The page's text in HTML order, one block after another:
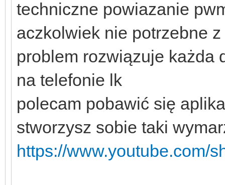
techniczne powiazanie
aczkolwiek nie potrzebne
problem rozwiązuje każda
na telefonie lk
polecam pobawić się
stworzysz sobie taki
https://www.youtube.com/